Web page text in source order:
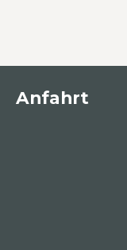
Anfahrt